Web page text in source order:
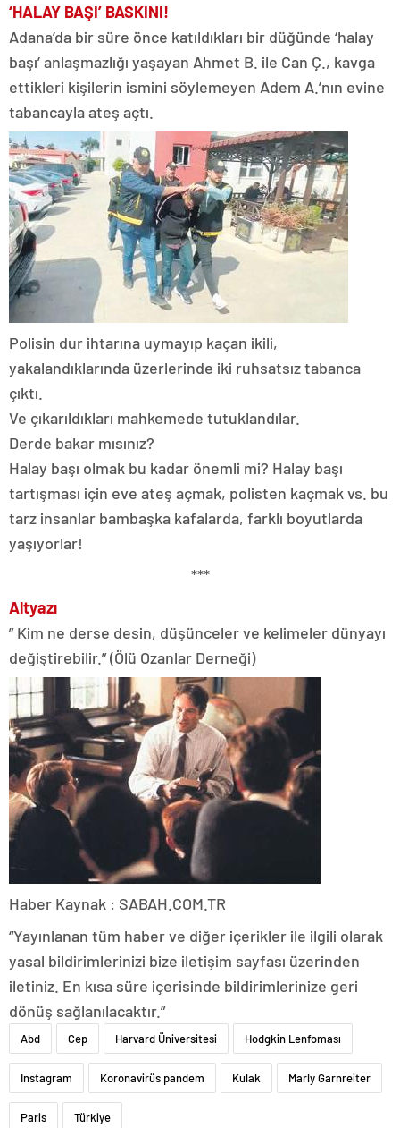
‘HALAY BAŞI’ BASKINI!
Adana’da bir süre önce katıldıkları bir düğünde ‘halay
başı’ anlaşmazlığı yaşayan Ahmet B. ile Can Ç., kavga
ettikleri kişilerin ismini söylemeyen Adem A.’nın evine
tabancayla ateş açtı.
Polisin dur ihtarına uymayıp kaçan ikili,
yakalandıklarında üzerlerinde iki ruhsatsız tabanca
çıktı.
Ve çıkarıldıkları mahkemede tutuklandılar.
Derde bakar mısınız?
Halay başı olmak bu kadar önemli mi? Halay başı
tartışması için eve ateş açmak, polisten kaçmak vs. bu
tarz insanlar bambaşka kafalarda, farklı boyutlarda
yaşıyorlar!
***
Altyazı
” Kim ne derse desin, düşünceler ve kelimeler dünyayı
değiştirebilir.” (Ölü Ozanlar Derneği)
Haber Kaynak : SABAH.COM.TR
“Yayınlanan tüm haber ve diğer içerikler ile ilgili olarak
yasal bildirimlerinizi bize iletişim sayfası üzerinden
iletiniz. En kısa süre içerisinde bildirimlerinize geri
dönüş sağlanılacaktır.”
Abd Cep Harvard Üniversitesi Hodgkin Lenfoması
Instagram Koronavirüs pandem Kulak Marly Garnreiter
Paris Türkiye